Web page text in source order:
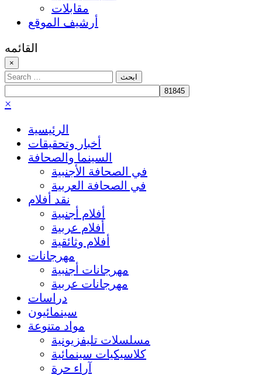
مقابلات
أرشيف الموقع
القائمه
×
Search
for:
×
الرئيسية
أخبار وتحقيقات
السينما والصحافة
في الصحافة الأجنبية
في الصحافة العربية
نقد أفلام
أفلام أجنبية
أفلام عربية
أفلام وثائقية
مهرجانات
مهرجانات أجنبية
مهرجانات عربية
دراسات
سينمائيون
مواد متنوعة
مسلسلات تليفزيونية
كلاسيكيات سينمائية
آراء حرة